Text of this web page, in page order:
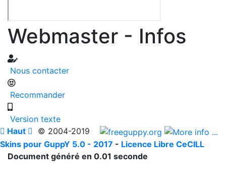
Webmaster - Infos
Nous contacter
Recommander
Version texte
 Haut  © 2004-2019
Skins pour GuppY 5.0 - 2017 - Licence Libre CeCILL
Document généré en 0.01 seconde